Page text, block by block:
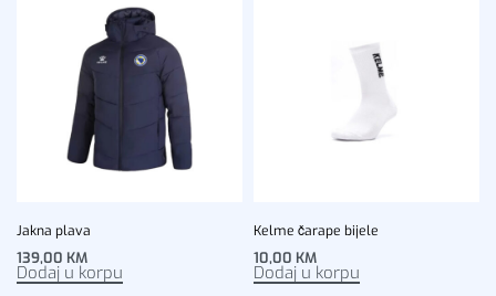
Jakna plava
139,00 KM
Dodaj u korpu
Kelme čarape bijele
10,00 KM
Dodaj u korpu